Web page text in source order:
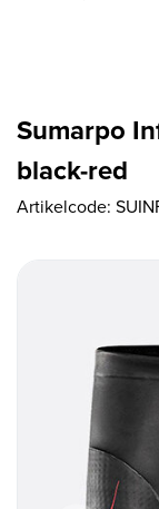
Sumarpo
black-red
Artikelcode: